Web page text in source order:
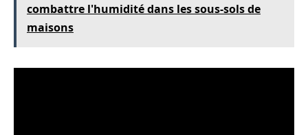
combattre l'humidité dans les sous-sols de
maisons